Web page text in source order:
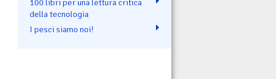
100 libri per una lettura critica
della tecnologia
I pesci siamo noi!